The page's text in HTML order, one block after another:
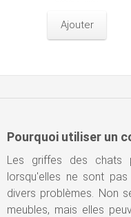
Ajouter
Pourquoi utiliser un
Les griffes des chats
lorsqu'elles ne sont
divers problèmes. Non
meubles, mais elles